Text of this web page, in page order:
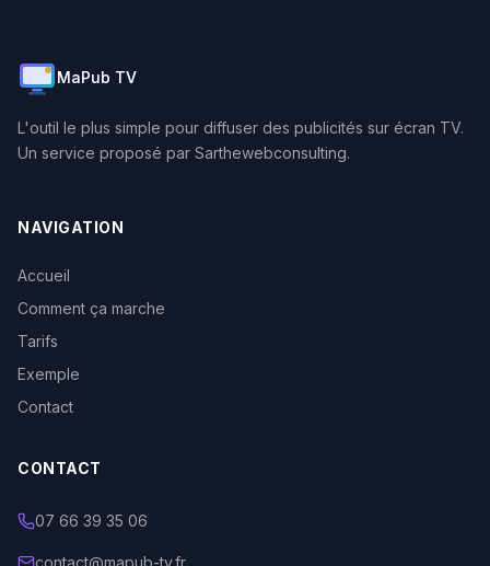
MaPub TV
L'outil le plus simple pour diffuser des publicités sur écran TV.
Un service proposé par Sarthewebconsulting.
NAVIGATION
Accueil
Comment ça marche
Tarifs
Exemple
Contact
CONTACT
07 66 39 35 06
contact@mapub-tv.fr